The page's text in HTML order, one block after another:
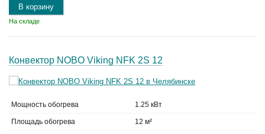
В корзину
На складе
Конвектор NOBO Viking NFK 2S 12
Мощность обогрева 1.25 кВт
Площадь обогрева 12 м²